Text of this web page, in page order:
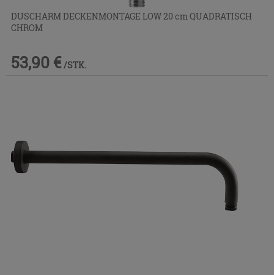
DUSCHARM DECKENMONTAGE LOW 20 cm QUADRATISCH
CHROM
53,90 € /STK.